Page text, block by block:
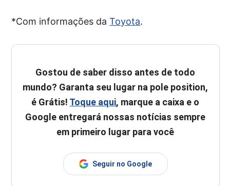
*Com informações daToyota.
Gostou de saber disso antes de todo
mundo? Garanta seu lugar na pole position,
é Grátis! Toque aqui, marque a caixa e o
Google entregará nossas notícias sempre
em primeiro lugar para você
Seguir no Google